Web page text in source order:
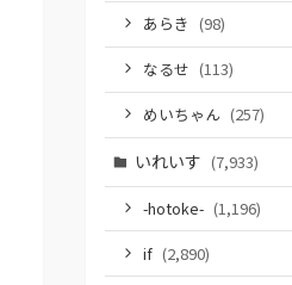
あらき (98)
なるせ (113)
めいちゃん (257)
いれいす (7,933)
-hotoke- (1,196)
if (2,890)